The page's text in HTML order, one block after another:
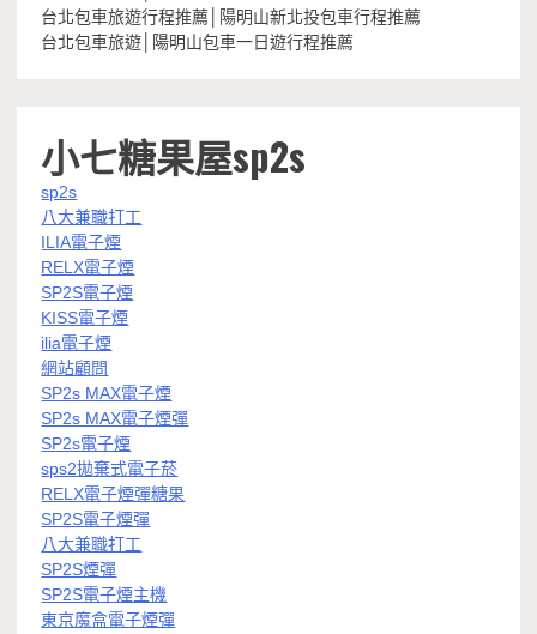
台北包車旅遊行程推薦│陽明山新北投包車行程推薦
台北包車旅遊│陽明山包車一日遊行程推薦
小七糖果屋sp2s
sp2s
八大兼職打工
ILIA電子煙
RELX電子煙
SP2S電子煙
KISS電子煙
ilia電子煙
網站顧問
SP2s MAX電子煙
SP2s MAX電子煙彈
SP2s電子煙
sps2拋棄式電子菸
RELX電子煙彈糖果
SP2S電子煙彈
八大兼職打工
SP2S煙彈
SP2S電子煙主機
東京魔盒電子煙彈